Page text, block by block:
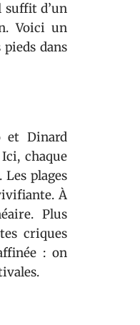
suffit d’un
Voici un
dans
et Dinard
chaque
plages
À
Plus
criques
: on